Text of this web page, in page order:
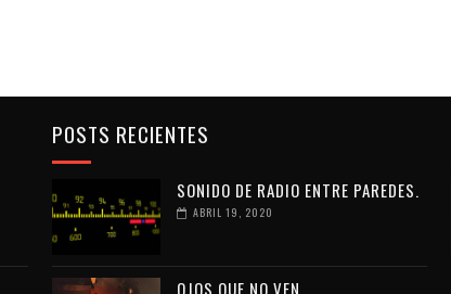
POSTS RECIENTES
SONIDO DE RADIO ENTRE PAREDES.
ABRIL 19, 2020
OJOS QUE NO VEN...